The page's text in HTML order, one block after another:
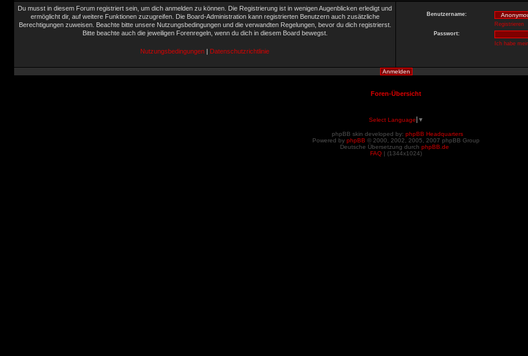
Du musst in diesem Forum registriert sein, um dich anmelden zu können. Die Registrierung ist in wenigen Augenblicken erledigt und
ermöglicht dir, auf weitere Funktionen zuzugreifen. Die Board-Administration kann registrierten Benutzern auch zusätzliche
Berechtigungen zuweisen. Beachte bitte unsere Nutzungsbedingungen und die verwandten Regelungen, bevor du dich registrierst.
Bitte beachte auch die jeweiligen Forenregeln, wenn du dich in diesem Board bewegst.
Nutzungsbedingungen | Datenschutzrichtlinie
Benutzername:
Registrieren
Passwort:
Ich habe
Foren-Übersicht
Select Language ▼
phpBB skin developed by: phpBB Headquarters
Powered by phpBB © 2000, 2002, 2005, 2007 phpBB Group
Deutsche Übersetzung durch phpBB.de
FAQ | (1344x1024)